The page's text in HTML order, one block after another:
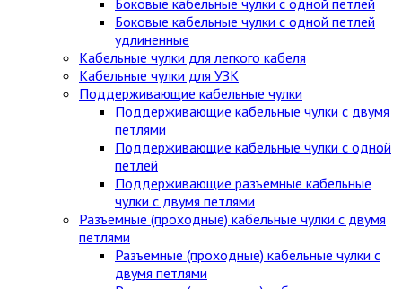
Боковые кабельные чулки с одной петлей
Боковые кабельные чулки с одной петлей
удлиненные
Кабельные чулки для легкого кабеля
Кабельные чулки для УЗК
Поддерживающие кабельные чулки
Поддерживающие кабельные чулки с двумя
петлями
Поддерживающие кабельные чулки с одной
петлей
Поддерживающие разъемные кабельные
чулки с двумя петлями
Разъемные (проходные) кабельные чулки с двумя
петлями
Разъемные (проходные) кабельные чулки с
двумя петлями